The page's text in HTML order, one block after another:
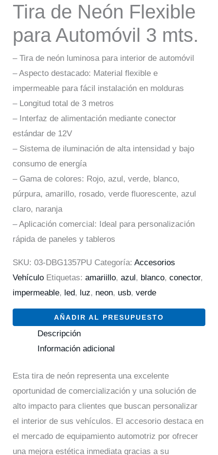
Tira de Neón Flexible
para Automóvil 3 mts.
– Tira de neón luminosa para interior de automóvil
– Aspecto destacado: Material flexible e
impermeable para fácil instalación en molduras
– Longitud total de 3 metros
– Interfaz de alimentación mediante conector
estándar de 12V
– Sistema de iluminación de alta intensidad y bajo
consumo de energía
– Gama de colores: Rojo, azul, verde, blanco,
púrpura, amarillo, rosado, verde fluorescente, azul
claro, naranja
– Aplicación comercial: Ideal para personalización
rápida de paneles y tableros
SKU:03-DBG1357PU Categoría:Accesorios
Vehículo Etiquetas:amariillo,azul, blanco,conector,
impermeable, led, luz, neon, usb,verde
AÑADIR AL PRESUPUESTO
Descripción
Información adicional
Esta tira de neón representa una excelente
oportunidad de comercialización y una solución de
alto impacto para clientes que buscan personalizar
el interior de sus vehículos. El accesorio destaca en
el mercado de equipamiento automotriz por ofrecer
una mejora estética inmediata gracias a su